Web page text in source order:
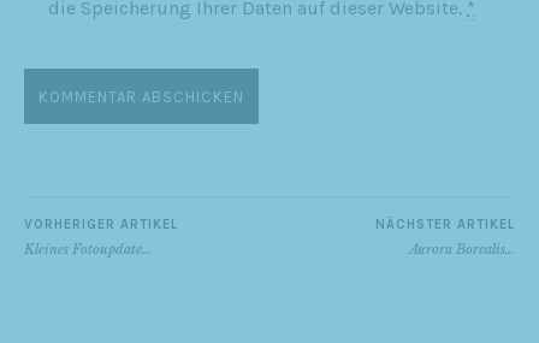
die Speicherung Ihrer Daten auf dieser Website. *
VORHERIGER ARTIKEL
Kleines Fotoupdate…
NÄCHSTER ARTIKEL
Aurora Borealis…